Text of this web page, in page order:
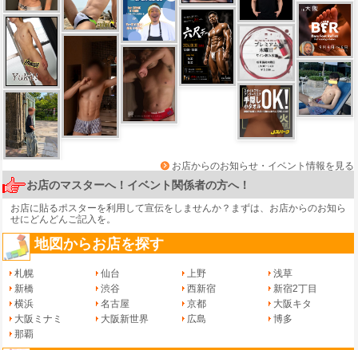
お店からのお知らせ・イベント情報を見る
お店のマスターへ！イベント関係者の方へ！
お店に貼るポスターを利用して宣伝をしませんか？まずは、 お店からのお知ら
せにどんどんご記入を。
地図からお店を探す
札幌 仙台 上野
浅草
新橋
渋谷 西新宿
新宿2丁目
横浜
名古屋 京都
大阪キタ
大阪ミナミ
大阪新世界 広島
博多
那覇